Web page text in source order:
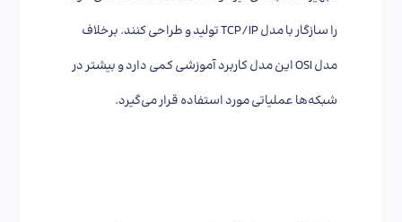
را سازگار با مدل TCP/IP تولید و طراحی کنند. برخلاف
مدل OSI این مدل کاربرد آموزشی کمی دارد و بیشتر در
شبکه‌ها عملیاتی مورد استفاده قرار می‌گیرد.